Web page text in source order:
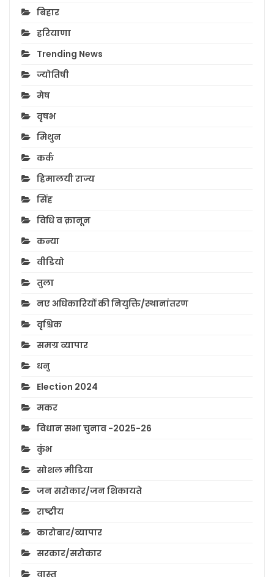
बिहार
हरियाणा
Trending News
ज्योतिषी
मेष
वृषभ
मिथुन
कर्क
हिमालयी राज्य
सिंह
विधि व क़ानून
कन्या
वीडियो
तुला
नए अधिकारियों की नियुक्ति/स्थानांतरण
वृश्चिक
समग्र व्यापार
धनु
Election 2024
मकर
विधान सभा चुनाव -2025-26
कुंभ
सोशल मीडिया
जन सरोकार/जन शिकायते
राष्ट्रीय
कारोबार/व्यापार
सरकार/सरोकार
वास्तु